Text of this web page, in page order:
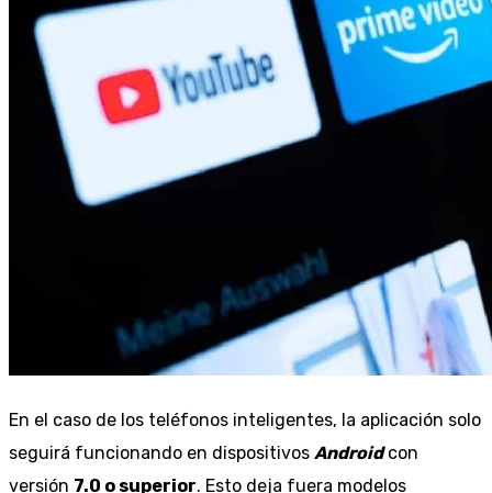
En el caso de los teléfonos inteligentes, la aplicación solo
seguirá funcionando en dispositivos Android con
versión 7.0 o superior. Esto deja fuera modelos